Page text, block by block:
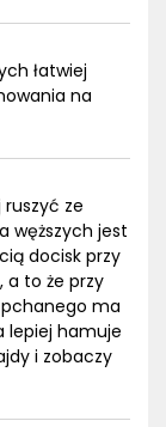
łatwiej
na
ruszyć ze
węższych jest
docisk przy
a to że przy
ma
lepiej hamuje
i zobaczy